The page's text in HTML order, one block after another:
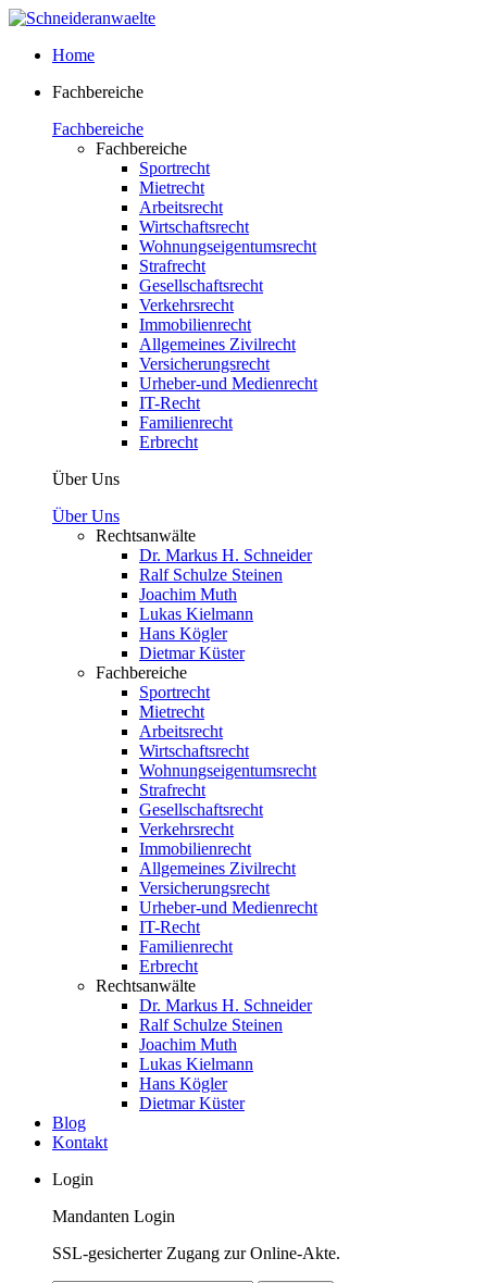
Home
Fachbereiche
Fachbereiche
Fachbereiche
Sportrecht
Mietrecht
Arbeitsrecht
Wirtschaftsrecht
Wohnungseigentumsrecht
Strafrecht
Gesellschaftsrecht
Verkehrsrecht
Immobilienrecht
Allgemeines Zivilrecht
Versicherungsrecht
Urheber-und Medienrecht
IT-Recht
Familienrecht
Erbrecht
Über Uns
Über Uns
Rechtsanwälte
Dr. Markus H. Schneider
Ralf Schulze Steinen
Joachim Muth
Lukas Kielmann
Hans Kögler
Dietmar Küster
Fachbereiche
Sportrecht
Mietrecht
Arbeitsrecht
Wirtschaftsrecht
Wohnungseigentumsrecht
Strafrecht
Gesellschaftsrecht
Verkehrsrecht
Immobilienrecht
Allgemeines Zivilrecht
Versicherungsrecht
Urheber-und Medienrecht
IT-Recht
Familienrecht
Erbrecht
Rechtsanwälte
Dr. Markus H. Schneider
Ralf Schulze Steinen
Joachim Muth
Lukas Kielmann
Hans Kögler
Dietmar Küster
Blog
Kontakt
Login
Mandanten Login
SSL-gesicherter Zugang zur Online-Akte.